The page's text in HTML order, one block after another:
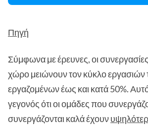
Πηγή
Σύμφωνα με έρευνες, οι
χώρο μειώνουν τον κύκλο εργασιών
εργαζομένων έως και κατά 50%.
γεγονός ότι οι ομάδες που
συνεργάζονται καλά έχουν